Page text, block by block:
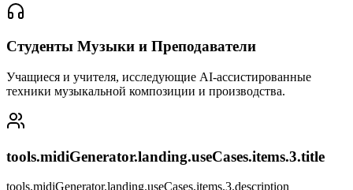
Студенты Музыки и Преподаватели
Учащиеся и учителя, исследующие AI-ассистированные
техники музыкальной композиции и производства.
tools.midiGenerator.landing.useCases.items.3.title
tools.midiGenerator.landing.useCases.items.3.description